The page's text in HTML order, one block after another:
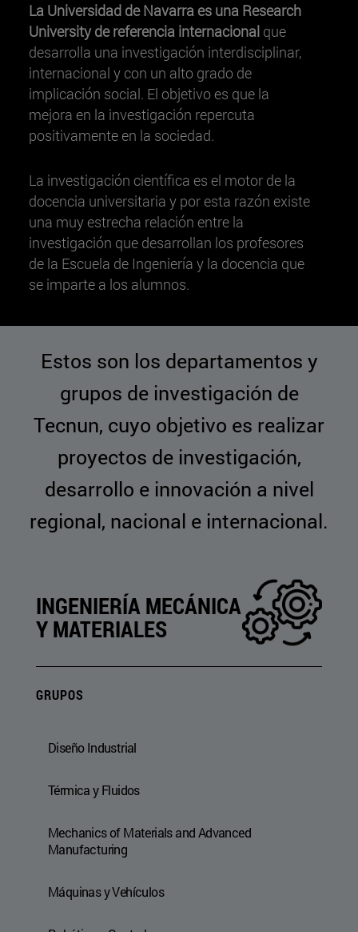
La Universidad de Navarra es una Research
University de referencia internacional que
desarrolla una investigación interdisciplinar,
internacional y con un alto grado de
implicación social. El objetivo es que la
mejora en la investigación repercuta
positivamente en la sociedad.
La investigación científica es el motor de la
docencia universitaria y por esta razón existe
una muy estrecha relación entre la
investigación que desarrollan los profesores
de la Escuela de Ingeniería y la docencia que
se imparte a los alumnos.
Estos son los departamentos y
grupos de investigación de
Tecnun, cuyo objetivo es realizar
proyectos de investigación,
desarrollo e innovación a nivel
regional, nacional e internacional.
INGENIERÍA MECÁNICA
Y MATERIALES
GRUPOS
Diseño Industrial
Térmica y Fluidos
Mechanics of Materials and Advanced
Manufacturing
Máquinas y Vehículos